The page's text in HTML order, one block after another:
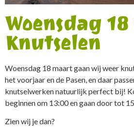
Woensdag
Knutselen
Woensdag 18 maart gaan wij weer
het voorjaar en de Pasen, en daar
knutselwerken natuurlijk perfect bij!
beginnen om 13:00 en gaan door tot
Zien wij je dan?